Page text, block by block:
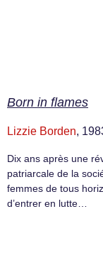
Born in flames
Lizzie Borden,
Dix ans après une
patriarcale de la
femmes de tous
d’entrer en lutte…